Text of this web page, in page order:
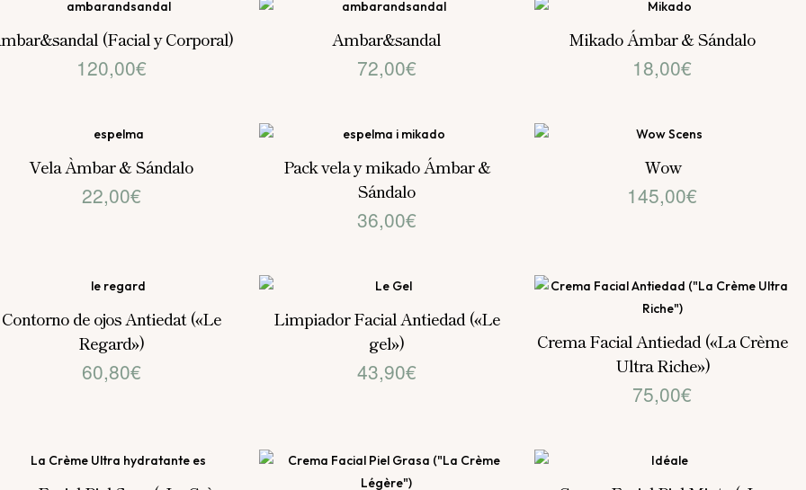
era:
289,00€.
es:
231,00€.
(Facial y Corporal)
120,00€
Ambar&sandal
72,00€
Mikado Ámbar & Sándalo
18,00€
Vela Àmbar & Sándalo
22,00€
Pack vela y mikado Ámbar &
Sándalo
36,00€
Wow
145,00€
Contorno de ojos Antiedat («Le
Regard»)
60,80€
Limpiador Facial Antiedad («Le
gel»)
43,90€
Crema Facial Antiedad («La Crème
Ultra Riche»)
75,00€